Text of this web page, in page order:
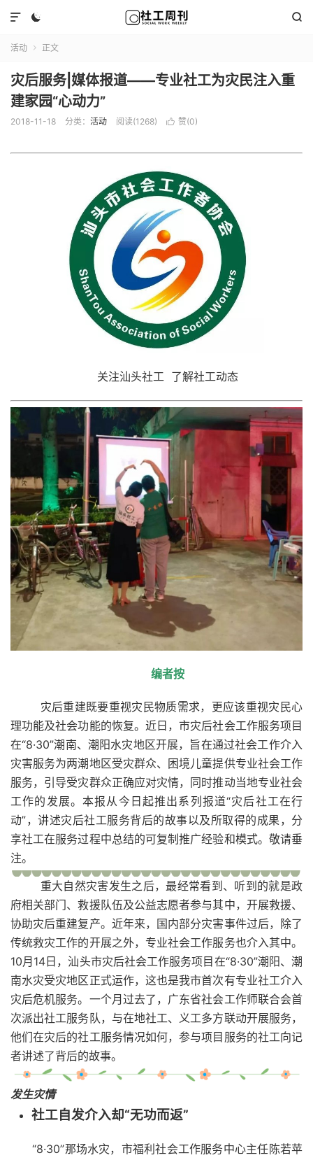
 

活动  正文
灾后服务|媒体报道——专业社工为灾民注入重
建家园“心动力”
2018-11-18 分类： 活动 阅读(1268)  赞(0)
关注汕头社工 了解社工动态
编者按
灾后重建既要重视灾民物质需求，更应该重视灾民心
理功能及社会功能的恢复。近日，市灾后社会工作服务项目
在“8·30”潮南、潮阳水灾地区开展，旨在通过社会工作介入
灾害服务为两潮地区受灾群众、困境儿童提供专业社会工作
服务，引导受灾群众正确应对灾情，同时推动当地专业社会
工作的发展。本报从今日起推出系列报道“灾后社工在行
动”，讲述灾后社工服务背后的故事以及所取得的成果，分
享社工在服务过程中总结的可复制推广经验和模式。敬请垂
注。
重大自然灾害发生之后，最经常看到、听到的就是政
府相关部门、救援队伍及公益志愿者参与其中，开展救援、
协助灾后重建复产。近年来，国内部分灾害事件过后，除了
传统救灾工作的开展之外，专业社会工作服务也介入其中。
10月14日，汕头市灾后社会工作服务项目在“8·30”潮阳、潮
南水灾受灾地区正式运作，这也是我市首次有专业社工介入
灾后危机服务。一个月过去了，广东省社会工作师联合会首
次派出社工服务队，与在地社工、义工多方联动开展服务，
他们在灾后的社工服务情况如何，参与项目服务的社工向记
者讲述了背后的故事。
发生灾情
社工自发介入却“无功而返”
“8·30”那场水灾，市福利社会工作服务中心主任陈若苹